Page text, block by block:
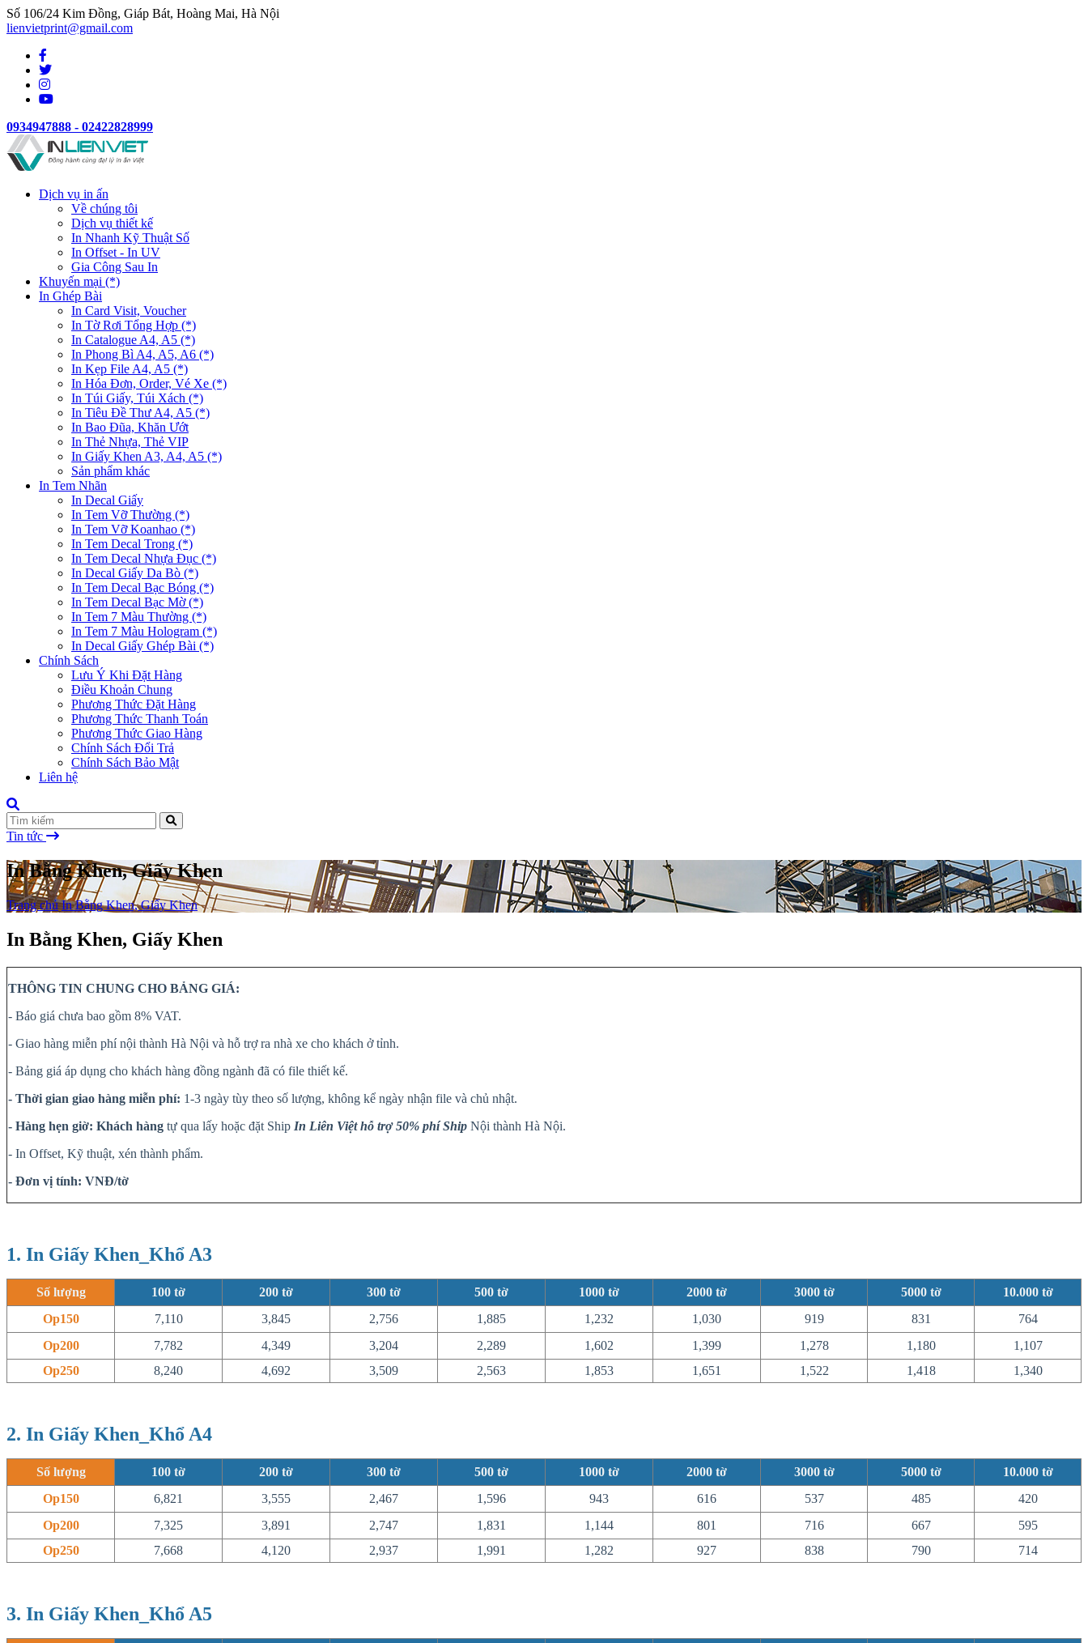
Số 106/24 Kim Đồng, Giáp Bát, Hoàng Mai, Hà Nội
lienvietprint@gmail.com
0934947888 - 02422828999
Dịch vụ in ấn
Về chúng tôi
Dịch vụ thiết kế
In Nhanh Kỹ Thuật Số
In Offset - In UV
Gia Công Sau In
Khuyến mại (*)
In Ghép Bài
In Card Visit, Voucher
In Tờ Rơi Tổng Hợp (*)
In Catalogue A4, A5 (*)
In Phong Bì A4, A5, A6 (*)
In Kẹp File A4, A5 (*)
In Hóa Đơn, Order, Vé Xe (*)
In Túi Giấy, Túi Xách (*)
In Tiêu Đề Thư A4, A5 (*)
In Bao Đũa, Khăn Ướt
In Thẻ Nhựa, Thẻ VIP
In Giấy Khen A3, A4, A5 (*)
Sản phẩm khác
In Tem Nhãn
In Decal Giấy
In Tem Vỡ Thường (*)
In Tem Vỡ Koanhao (*)
In Tem Decal Trong (*)
In Tem Decal Nhựa Đục (*)
In Decal Giấy Da Bò (*)
In Tem Decal Bạc Bóng (*)
In Tem Decal Bạc Mờ (*)
In Tem 7 Màu Thường (*)
In Tem 7 Màu Hologram (*)
In Decal Giấy Ghép Bài (*)
Chính Sách
Lưu Ý Khi Đặt Hàng
Điều Khoản Chung
Phương Thức Đặt Hàng
Phương Thức Thanh Toán
Phương Thức Giao Hàng
Chính Sách Đổi Trả
Chính Sách Bảo Mật
Liên hệ
Tin tức
In Bằng Khen, Giấy Khen
Trang chủ In Bằng Khen, Giấy Khen
In Bằng Khen, Giấy Khen
THÔNG TIN CHUNG CHO BẢNG GIÁ:
- Báo giá chưa bao gồm 8% VAT.
- Giao hàng miễn phí nội thành Hà Nội và hỗ trợ ra nhà xe cho khách ở tỉnh.
- Bảng giá áp dụng cho khách hàng đồng ngành đã có file thiết kế.
- Thời gian giao hàng miễn phí: 1-3 ngày tùy theo số lượng, không kể ngày nhận file và chủ nhật.
- Hàng hẹn giờ: Khách hàng tự qua lấy hoặc đặt Ship In Liên Việt hỗ trợ 50% phí Ship Nội thành Hà Nội.
- In Offset, Kỹ thuật, xén thành phẩm.
- Đơn vị tính: VNĐ/tờ
1. In Giấy Khen_Khổ A3
Số lượng 100 tờ 200 tờ 300 tờ 500 tờ 1000 tờ 2000 tờ 3000 tờ 5000 tờ 10.000 tờ
Op150
7,110 3,845 2,756 1,885 1,232 1,030 919 831
764
Op200
7,782 4,349 3,204 2,289 1,602 1,399 1,278 1,180
1,107
Op250
8,240 4,692 3,509 2,563 1,853 1,651 1,522 1,418 1,340
2. In Giấy Khen_Khổ A4
Số lượng 100 tờ 200 tờ 300 tờ 500 tờ 1000 tờ 2000 tờ 3000 tờ 5000 tờ 10.000 tờ
Op150
6,821 3,555 2,467 1,596 943 616 537 485
420
Op200
7,325 3,891 2,747 1,831 1,144 801 716 667
595
Op250
7,668 4,120 2,937 1,991 1,282 927 838 790 714
3. In Giấy Khen_Khổ A5